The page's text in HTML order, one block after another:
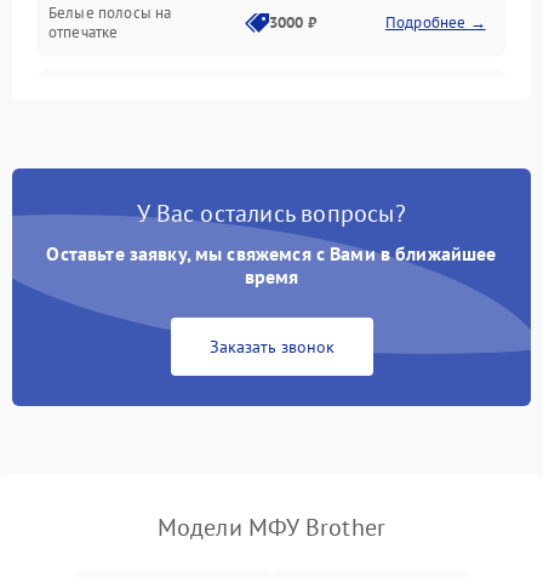
Изображение
Белые полосы на
отпечатке
3000 ₽ Подробнее →
У Вас остались вопросы?
Оставьте заявку, мы свяжемся с Вами в ближайшее
время
Заказать звонок
Модели МФУ Brother